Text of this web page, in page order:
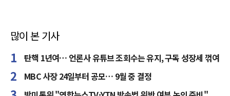
많이 본 기사
탄핵 1년여… 언론사 유튜브 조회수는 유지, 구독 성장세 꺾여
MBC 사장 24일부터 공모… 9월 중 결정